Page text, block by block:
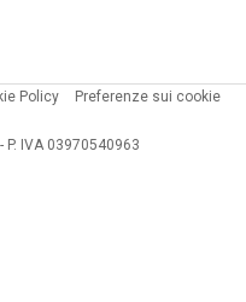
Policy
Preferenze sui cookie
P. IVA 03970540963